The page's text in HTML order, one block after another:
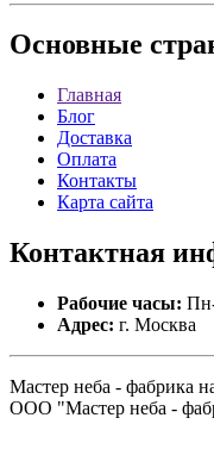
Основные
Главная
Блог
Доставка
Оплата
Контакты
Карта сайта
Контактная
Рабочие часы:
Адрес: г. Москва
Мастер неба - фабрика
ООО "Мастер неба -